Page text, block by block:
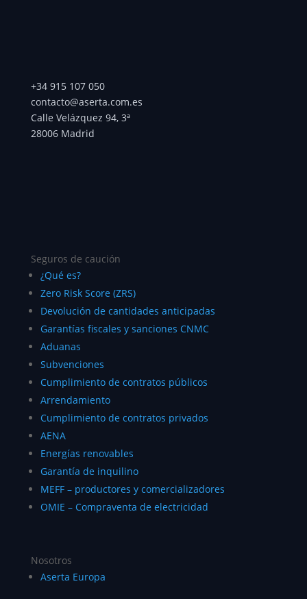
+34 915 107 050
contacto@aserta.com.es
Calle Velázquez 94, 3ª
28006 Madrid
Seguros de caución
¿Qué es?
Zero Risk Score (ZRS)
Devolución de cantidades anticipadas
Garantías fiscales y sanciones CNMC
Aduanas
Subvenciones
Cumplimiento de contratos públicos
Arrendamiento
Cumplimiento de contratos privados
AENA
Energías renovables
Garantía de inquilino
MEFF – productores y comercializadores
OMIE – Compraventa de electricidad
Nosotros
Aserta Europa